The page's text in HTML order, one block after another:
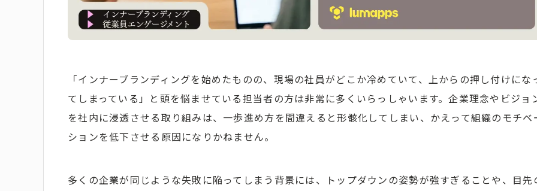
「インナーブランディングを始めたものの、現場の社員がどこか冷めていて、上からの押し付けにな
てしまっている」と頭を悩ませている担当者の方は非常に多くいらっしゃいます。企業理念やビジョ
を社内に浸透させる取り組みは、一歩進め方を間違えると形骸化してしまい、かえって組織のモチベ
ションを低下させる原因になりかねません。
多くの企業が同じような失敗に陥ってしまう背景には、トップダウンの姿勢が強すぎることや、目先